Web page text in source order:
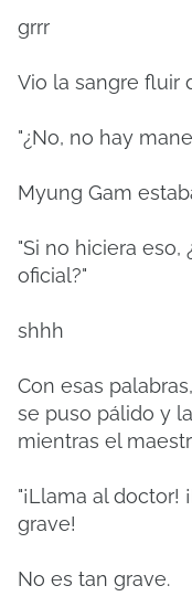
grrr
Vio la sangre fluir
"¿No, no hay
Myung Gam
"Si no hiciera eso,
oficial?"
shhh
Con esas
se puso pálido y
mientras el
"¡Llama al doctor!
grave!
No es tan grave.